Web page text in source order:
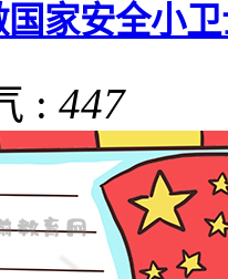
国家安全小
: 447